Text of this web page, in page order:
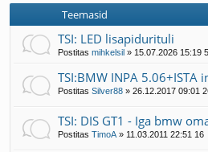
Teemasid
TSI: LED lisapidurituli
Postitas mihkelsil » 15.07.2026 15:19
TSI:BMW INPA
Postitas Silver88 » 26.12.2017 09:01
TSI: DIS GT1 - Iga bmw
Postitas TimoA » 11.03.2011 22:51 16